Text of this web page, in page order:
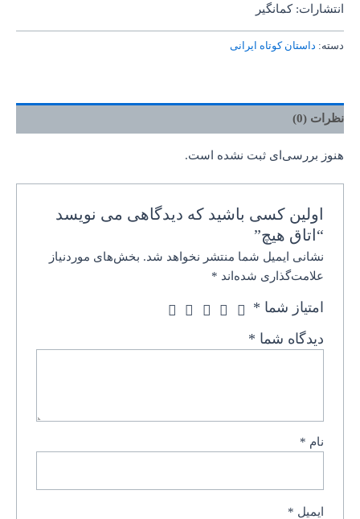
انتشارات: کمانگیر
دسته: داستان کوتاه ایرانی
نظرات (0)
هنوز بررسی‌ای ثبت نشده است.
اولین کسی باشید که دیدگاهی می نویسد
“اتاق هیچ”
نشانی ایمیل شما منتشر نخواهد شد. بخش‌های موردنیاز
علامت‌گذاری شده‌اند *
امتیاز شما *
دیدگاه شما *
نام *
ایمیل *